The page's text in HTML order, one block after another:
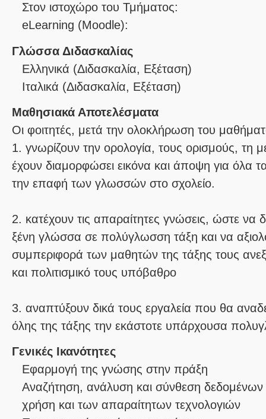
Στον ιστοχώρο του Τμήματος:
eLearning (Moodle):
Γλώσσα Διδασκαλίας
Ελληνικά (Διδασκαλία, Εξέταση)
Ιταλικά (Διδασκαλία, Εξέταση)
Μαθησιακά Αποτελέσματα
Οι φοιτητές, μετά την ολοκλήρωση του
1. γνωρίζουν την ορολογία, τους ορισμούς, τη
έχουν διαμορφώσει εικόνα και άποψη για όλα
την επαφή των γλωσσών στο σχολείο.
2. κατέχουν τις απαραίτητες γνώσεις, ώστε να
ξένη γλώσσα σε πολύγλωσση τάξη και να
συμπεριφορά των μαθητών της τάξης τους
και πολιτισμικό τους υπόβαθρο
3. αναπτύξουν δικά τους εργαλεία που θα
όλης της τάξης την εκάστοτε υπάρχουσα
Γενικές Ικανότητες
Εφαρμογή της γνώσης στην πράξη
Αναζήτηση, ανάλυση και σύνθεση
χρήση και των απαραίτητων τεχνολογιών